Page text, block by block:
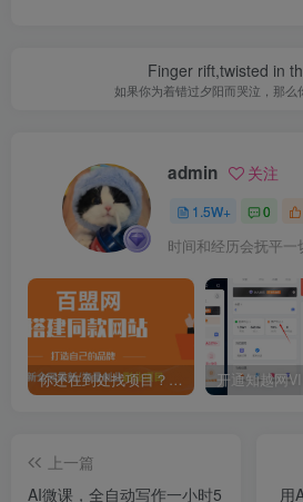
Finger rift,twisted in
如果你为着错过夕阳而哭泣，那么
admin 关注
1.5W+ 0
时间和经历会抚平一
你还在到处找项目？还在当韭菜？我靠卖项目一个月收入5万+，曾经我也是个失败者。
上一篇
AI微课，全自动写作一小时5
用